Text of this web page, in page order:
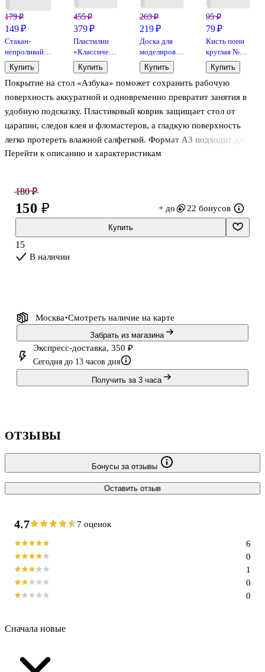
Покрытие на стол «Азбука» поможет сохранить рабочую
поверхность аккуратной и одновременно превратит занятия в
удобную подсказку. Пластиковый коврик защищает стол от
царапин, следов клея и фломастеров, а гладкую поверхность
легко протереть влажной салфеткой. Формат А3 подходит для
школьных и домашних занятий: есть место для тетради, альбома
Перейти к описанию и характеристикам
179 ₽
149 ₽
Стакан-
непроливайка,
с крышкой,
Рисовашка, в
ассортименте
Купить
455 ₽
379 ₽
Пластилин
«Классический»,
16 цветов,
320 г,
ГАММА
Купить
263 ₽
219 ₽
Доска для
моделирования
А4, с
набором
стеков,
ГАММА
Купить
95 ₽
79 ₽
Кисть пони
круглая №3,
Артком
Купить
180 ₽
150 ₽ + до 22 бонусов
Купить
15
В наличии
Москва Смотреть наличие на карте
Забрать из магазина
Экспресс-доставка, 350 ₽
Сегодня до 13 часов дня
Получить за 3 часа
ОТЗЫВЫ
Бонусы за отзывы
Оставить отзыв
4.7 7 оценок
0
0
1
0
6
Сначала новые